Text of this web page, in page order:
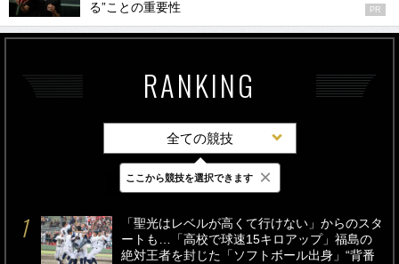
る”ことの重要性
PR
RANKING
全ての競技
最新 24時間 週間
「聖光はレベルが高くて行けない」からのスタ
ートも…「高校で球速15キロアップ」福島の
絶対王者を封じた「ソフトボール出身」“背番
ここから競技を選択できます ×